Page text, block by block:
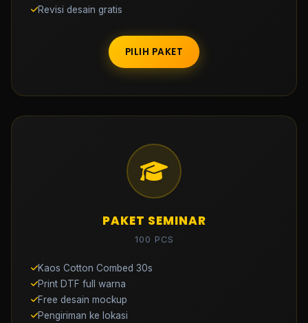
Revisi desain gratis
PILIH PAKET
PAKET SEMINAR
100 PCS
Kaos Cotton Combed 30s
Print DTF full warna
Free desain mockup
Pengiriman ke lokasi